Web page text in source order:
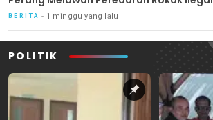
BERITA 1 minggu yang lalu
POLITIK